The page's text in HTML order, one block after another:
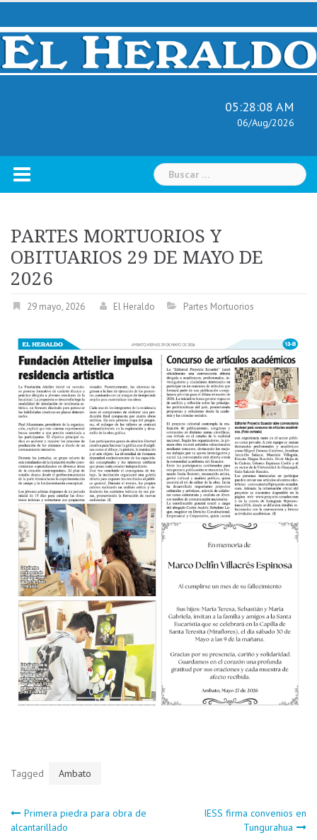
Skip
content
05:28:09 AM
06/Aug/2026
Buscar:
PARTES MORTUORIOS Y
OBITUARIOS 29 DE MAYO DE
2026
29 mayo, 2026 El Heraldo Partes Mortuorios
Tagged Ambato
Navegación
Primera piedra para obra de
alcantarillado
IESS firma convenios en
Tungurahua